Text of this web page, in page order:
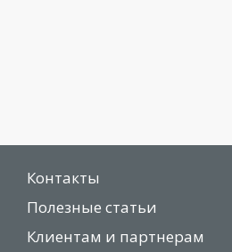
Контакты
Полезные статьи
Клиентам и партнерам